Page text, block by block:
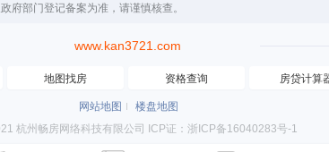
府部门登记备案为准，请谨慎核查。
www.kan3721.com
地图找房 资格查询 房贷计算
网站地图
楼盘地图
杭州畅房网络科技有限公司 ICP证：浙ICP备16040283号-1